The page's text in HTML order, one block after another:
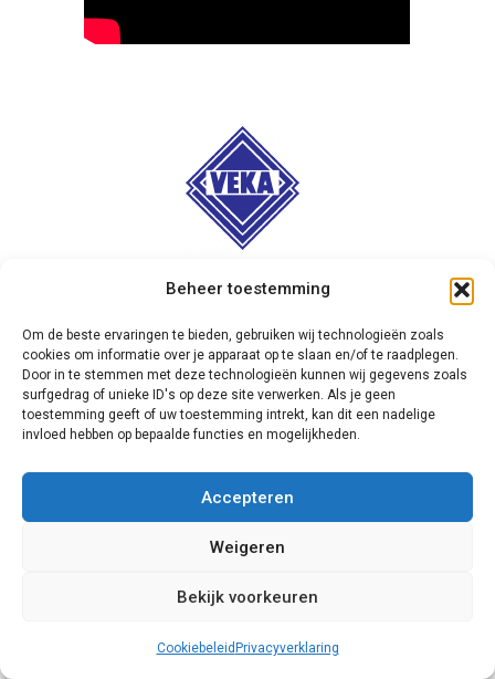
Beheer toestemming
Om de beste ervaringen te bieden, gebruiken wij technologieën zoals
cookies om informatie over je apparaat op te slaan en/of te raadplegen.
Door in te stemmen met deze technologieën kunnen wij gegevens zoals
surfgedrag of unieke ID's op deze site verwerken. Als je geen
toestemming geeft of uw toestemming intrekt, kan dit een nadelige
invloed hebben op bepaalde functies en mogelijkheden.
Accepteren
Weigeren
Bekijk voorkeuren
Cookiebeleid Privacyverklaring
Overweegt u om een schuifpui te laten
plaatsen bij uw woning in Sint
Michielsgestel, en wenst u een deur met
hoge kwaliteit en lange levensduur? Kijk
Deze fabrikant levert zowel schuifpuien
als rolluiken, ramen en platen van
geschikte keuze vormen voor gebruik bij
nieuwbouw en renovatie. Bovendien is het